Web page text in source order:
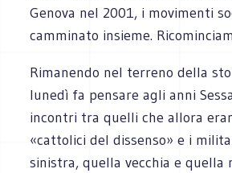
Genova nel 2001, i movimenti
camminato insieme.
Rimanendo nel terreno della
lunedì fa pensare agli anni
incontri tra quelli che allora
«cattolici del dissenso» e i
sinistra, quella vecchia e quella